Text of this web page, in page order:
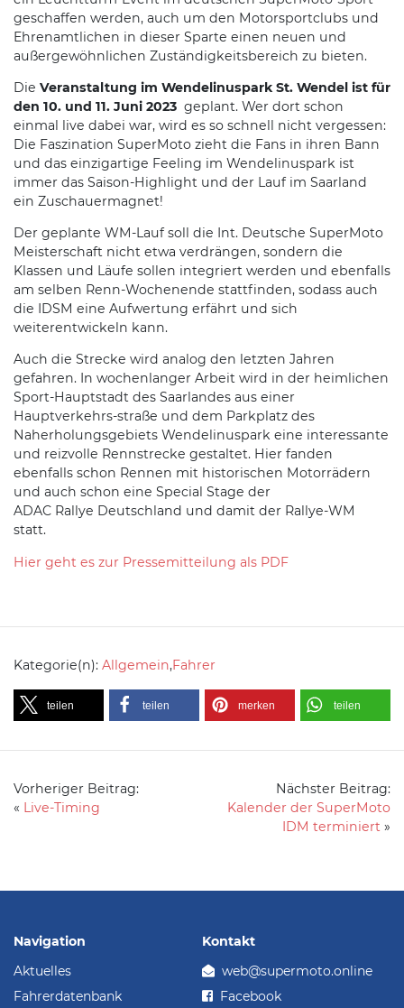
geschaffen werden, auch um den Motorsportclubs und
Ehrenamtlichen in dieser Sparte einen neuen und
außergewöhnlichen Zuständigkeitsbereich zu bieten.
Die Veranstaltung im Wendelinuspark St. Wendel ist für
den 10. und 11. Juni 2023 geplant. Wer dort schon
einmal live dabei war, wird es so schnell nicht vergessen:
Die Faszination SuperMoto zieht die Fans in ihren Bann
und das einzigartige Feeling im Wendelinuspark ist
immer das Saison-Highlight und der Lauf im Saarland
ein Zuschauermagnet!
Der geplante WM-Lauf soll die Int. Deutsche SuperMoto
Meisterschaft nicht etwa verdrängen, sondern die
Klassen und Läufe sollen integriert werden und ebenfalls
am selben Renn-Wochenende stattfinden, sodass auch
die IDSM eine Aufwertung erfährt und sich
weiterentwickeln kann.
Auch die Strecke wird analog den letzten Jahren
gefahren. In wochenlanger Arbeit wird in der heimlichen
Sport-Hauptstadt des Saarlandes aus einer
Hauptverkehrs-straße und dem Parkplatz des
Naherholungsgebiets Wendelinuspark eine interessante
und reizvolle Rennstrecke gestaltet. Hier fanden
ebenfalls schon Rennen mit historischen Motorrädern
und auch schon eine Special Stage der
ADAC Rallye Deutschland und damit der Rallye-WM
statt.
Hier geht es zur Pressemitteilung als PDF
Kategorie(n): Allgemein,Fahrer
teilen teilen merken teilen
Vorheriger Beitrag:
« Live-Timing
Nächster Beitrag:
Kalender der SuperMoto
IDM terminiert »
Navigation
Aktuelles
Fahrerdatenbank
Kontakt
web@supermoto.online
Facebook